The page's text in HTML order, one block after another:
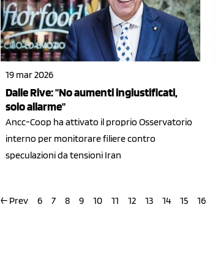
19 mar 2026
Dalle Rive: "No aumenti ingiustificati,
solo allarme"
Ancc-Coop ha attivato il proprio Osservatorio
interno per monitorare filiere contro
speculazioni da tensioni Iran
← Prev 6 7 8 9 10 11 12 13 14 15 16